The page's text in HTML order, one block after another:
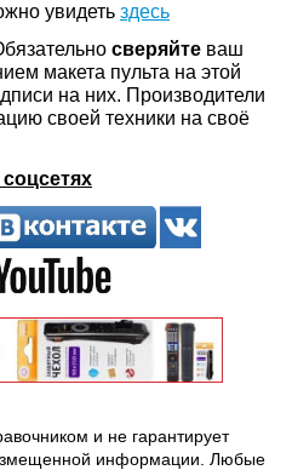
увидеть здесь
сверяйте ваш
макета пульта на этой
на них. Производители
своей техники на своё
и не гарантирует
информации. Любые